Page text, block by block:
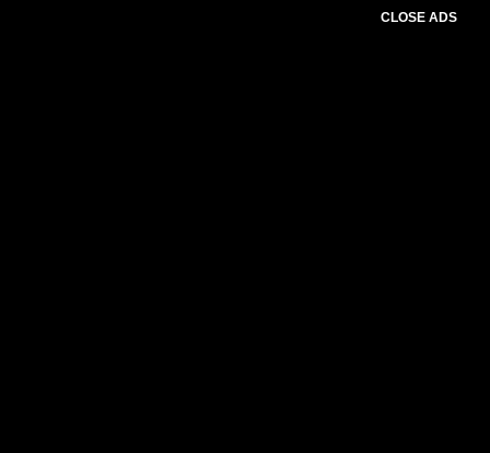
CLOSE ADS